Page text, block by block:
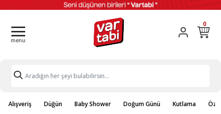
0
Alışveriş Düğün Baby Shower Doğum Günü Kutlama